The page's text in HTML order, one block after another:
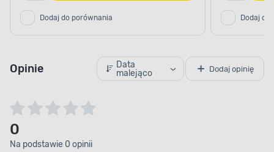
Dodaj do porównania Dodaj do
Opinie
Data
malejąco
Dodaj opinię
0
Na podstawie 0 opinii